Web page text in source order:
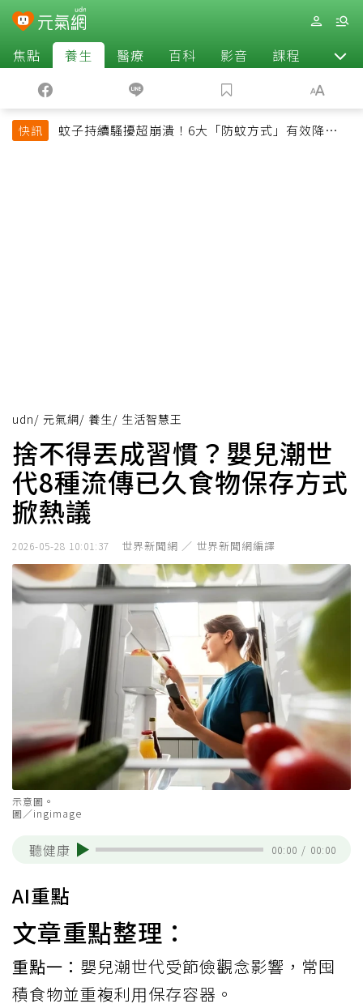
焦點 養生 醫療 百科 影音 課程 退休
快訊
蚊子持續騷擾超崩潰！6大「防蚊方式」有效降低被
udn/ 元氣網/ 養生/ 生活智慧王
捨不得丟成習慣？嬰兒潮世
代8種流傳已久食物保存方式
掀熱議
2026-05-28 10:01:37 世界新聞網 ／ 世界新聞網編譯
示意圖。
圖／ingimage
聽健康 00:00 / 00:00
AI重點
文章重點整理：
重點一： 嬰兒潮世代受節儉觀念影響，常囤
積食物並重複利用保存容器。